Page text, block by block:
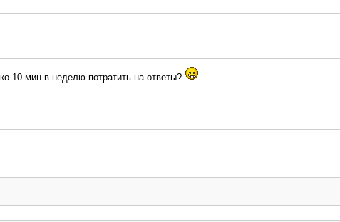
10 мин.в неделю потратить на ответы?